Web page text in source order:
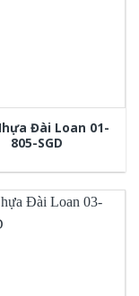
Đài Loan 01-
805-SGD